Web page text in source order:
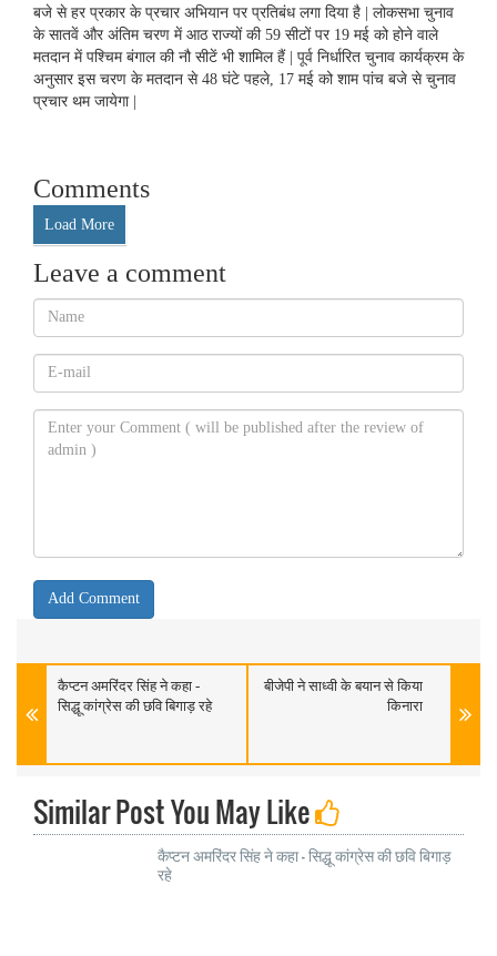
बजे से हर प्रकार के प्रचार अभियान पर प्रतिबंध लगा दिया है | लोकसभा चुनाव
के सातवें और अंतिम चरण में आठ राज्यों की 59 सीटों पर 19 मई को होने वाले
मतदान में पश्चिम बंगाल की नौ सीटें भी शामिल हैं | पूर्व निर्धारित चुनाव कार्यक्रम के
अनुसार इस चरण के मतदान से 48 घंटे पहले, 17 मई को शाम पांच बजे से चुनाव
प्रचार थम जायेगा |
Comments
Load More
Leave a comment
कैप्टन अमरिंदर सिंह ने कहा -
सिद्धू कांग्रेस की छवि बिगाड़ रहे
बीजेपी ने साध्वी के बयान से किया
किनारा
Similar Post You May Like
कैप्टन अमरिंदर सिंह ने कहा - सिद्धू कांग्रेस की छवि बिगाड़
रहे